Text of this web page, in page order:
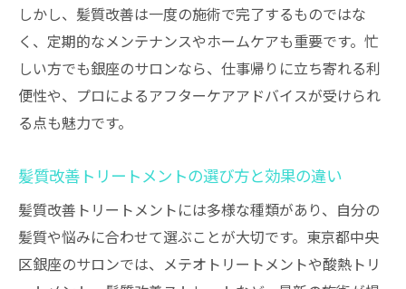
髪質改善で選ばれる銀座トリートメントの
魅力
髪質改善トリートメントで叶う理想の髪質
自宅でできる髪質改善トリートメント習慣
髪質改善の持続力を高めるプロのアドバイ
ス
サロン帰りの艶髪を保つ髪質改善ケア法
しかし、髪質改善は一度の施術で完了するものではな
く、定期的なメンテナンスやホームケアも重要です。忙
しい方でも銀座のサロンなら、仕事帰りに立ち寄れる利
便性や、プロによるアフターケアアドバイスが受けられ
る点も魅力です。
髪質改善トリートメントの選び方と効果の違い
髪質改善トリートメントには多様な種類があり、自分の
髪質や悩みに合わせて選ぶことが大切です。東京都中央
区銀座のサロンでは、メテオトリートメントや酸熱トリ